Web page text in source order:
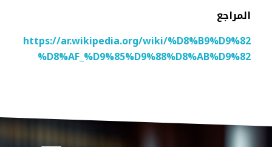
المراجع
https://ar.wikipedia.org/wiki/%D8%B9%D9%82
%D8%AF_%D9%85%D9%88%D8%AB%D9%82